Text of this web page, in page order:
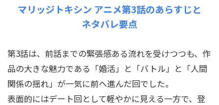
マリッジトキシン アニメ第3話のあらすじと
ネタバレ要点
第3話は、前話までの緊張感ある流れを受けつつも、作
品の大きな魅力である「婚活」と「バトル」と「人間
関係の揺れ」が一気に前へ進んだ回でした。
表面的にはデート回として軽やかに見える一方で、登